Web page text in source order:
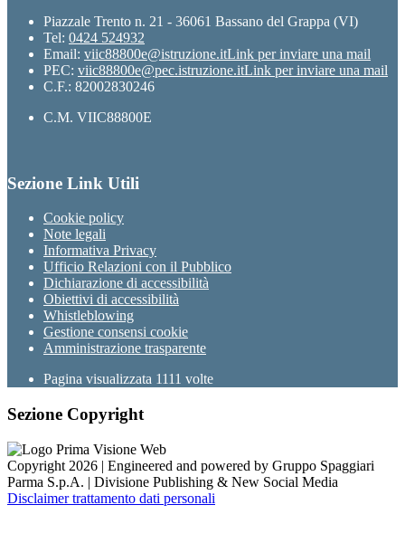
Piazzale Trento n. 21 - 36061 Bassano del Grappa (VI)
Tel: 0424 524932
Email: viic88800e@istruzione.itLink per inviare una mail
PEC: viic88800e@pec.istruzione.itLink per inviare una mail
C.F.: 82002830246
C.M. VIIC88800E
Sezione Link Utili
Cookie policy
Note legali
Informativa Privacy
Ufficio Relazioni con il Pubblico
Dichiarazione di accessibilità
Obiettivi di accessibilità
Whistleblowing
Gestione consensi cookie
Amministrazione trasparente
Pagina visualizzata 1111 volte
Sezione Copyright
Copyright 2026 | Engineered and powered by Gruppo Spaggiari
Parma S.p.A. | Divisione Publishing & New Social Media
Disclaimer trattamento dati personali